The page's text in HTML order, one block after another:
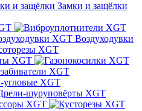
Замки и защёлки
Воздуходувки
XGT
XGT
угловые XGT
шуруповёрты XGT
XGT